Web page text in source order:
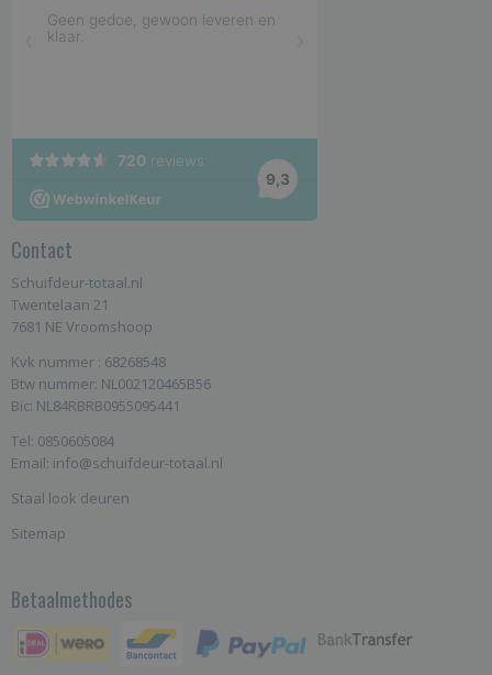
Contact
Schuifdeur-totaal.nl
Twentelaan 21
7681 NE Vroomshoop
Kvk nummer : 68268548
Btw nummer: NL002120465B56
Bic: NL84RBRB0955095441
Tel: 0850605084
Email: info@schuifdeur-totaal.nl
Staal look deuren
Sitemap
Betaalmethodes